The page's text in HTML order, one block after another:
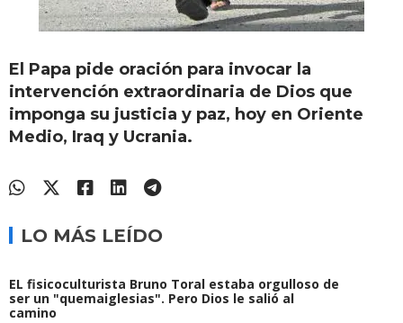
El Papa pide oración para invocar la
intervención extraordinaria de Dios que
imponga su justicia y paz, hoy en Oriente
Medio, Iraq y Ucrania.
LO MÁS LEÍDO
EL fisicoculturista Bruno Toral estaba orgulloso de
ser un "quemaiglesias". Pero Dios le salió al
camino